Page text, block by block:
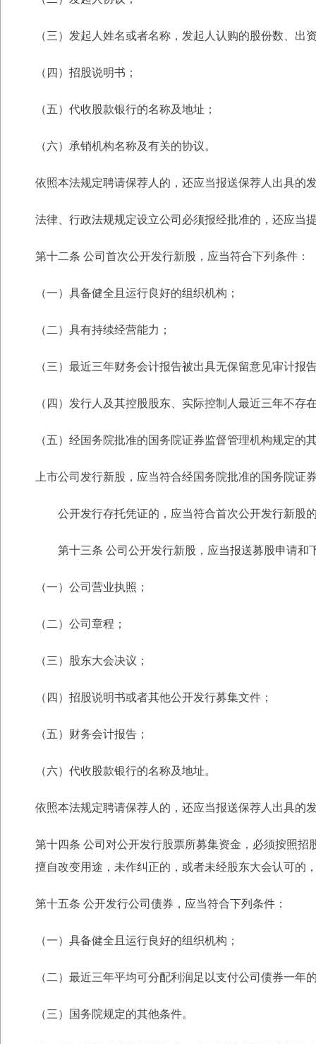
（三）发起人姓名或者名称，发起人认购的股份数、出
（四）招股说明书；
（五）代收股款银行的名称及地址；
（六）承销机构名称及有关的协议。
依照本法规定聘请保荐人的，还应当报送保荐人出具的
法律、行政法规规定设立公司必须报经批准的，还应当
第十二条 公司首次公开发行新股，应当符合下列条件：
（一）具备健全且运行良好的组织机构；
（二）具有持续经营能力；
（三）最近三年财务会计报告被出具无保留意见审计报
（四）发行人及其控股股东、实际控制人最近三年不存
（五）经国务院批准的国务院证券监督管理机构规定的
上市公司发行新股，应当符合经国务院批准的国务院
公开发行存托凭证的，应当符合首次公开发行新股
第十三条 公司公开发行新股，应当报送募股申请和
（一）公司营业执照；
（二）公司章程；
（三）股东大会决议；
（四）招股说明书或者其他公开发行募集文件；
（五）财务会计报告；
（六）代收股款银行的名称及地址。
依照本法规定聘请保荐人的，还应当报送保荐人出具的
第十四条 公司对公开发行股票所募集资金，必须按照
擅自改变用途，未作纠正的， 或者未经股东大会认可的
第十五条 公开发行公司债券，应当符合下列条件：
（一）具备健全且运行良好的组织机构；
（二）最近三年平均可分配利润足以支付公司债券一年
（三）国务院规定的其他条件。